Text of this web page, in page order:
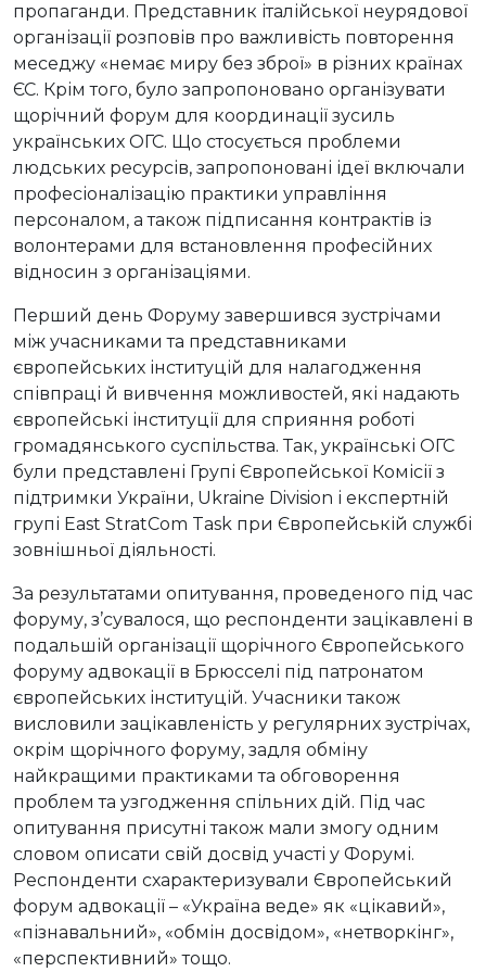
пропаганди. Представник італійської неурядової
організації розповів про важливість повторення
меседжу «немає миру без зброї» в різних країнах
ЄС. Крім того, було запропоновано організувати
щорічний форум для координації зусиль
українських ОГС. Що стосується проблеми
людських ресурсів, запропоновані ідеї включали
професіоналізацію практики управління
персоналом, а також підписання контрактів із
волонтерами для встановлення професійних
відносин з організаціями.
Перший день Форуму завершився зустрічами
між учасниками та представниками
європейських інституцій для налагодження
співпраці й вивчення можливостей, які надають
європейські інституції для сприяння роботі
громадянського суспільства. Так, українські ОГС
були представлені Групі Європейської Комісії з
підтримки України, Ukraine Division і експертній
групі East StratCom Task при Європейській службі
зовнішньої діяльності.
За результатами опитування, проведеного під час
форуму, з’сувалося, що респонденти зацікавлені в
подальшій організації щорічного Європейського
форуму адвокації в Брюсселі під патронатом
європейських інституцій. Учасники також
висловили зацікавленість у регулярних зустрічах,
окрім щорічного форуму, задля обміну
найкращими практиками та обговорення
проблем та узгодження спільних дій. Під час
опитування присутні також мали змогу одним
словом описати свій досвід участі у Форумі.
Респонденти схарактеризували Європейський
форум адвокації – «Україна веде» як «цікавий»,
«пізнавальний», «обмін досвідом», «нетворкінг»,
«перспективний» тощо.